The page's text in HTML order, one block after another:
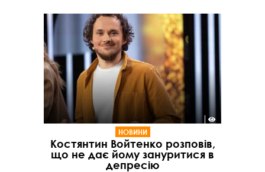
НОВИНИ
Костянтин Войтенко розповів,
що не дає йому зануритися в
депресію